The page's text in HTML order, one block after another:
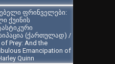
ფრინველები:
ქუინის
(ქართულად) /
Prey: And the
Emancipation of
Quinn